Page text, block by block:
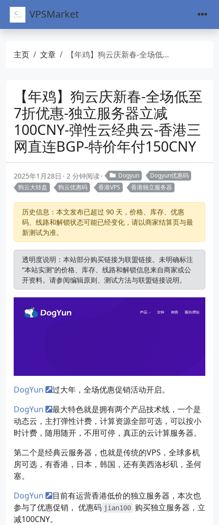
VPSMarket
主页 文章 【年鸡】狗云庆新春-全场低至7折优惠-独立服务器立减100CNY-弹性云经典云-香港三网直连BGP-特价年付150CNY
【年鸡】狗云庆新春-全场低至
7折优惠-独立服务器立减
100CNY-弹性云经典云-香港三
网直连BGP-特价年付150CNY
2025年1月28日 2 分钟阅读 Dogyun
Dogyun优惠码
狗云大转盘
狗云优惠码 香港VPS 香港独立服务器
历史信息：本文发布已超过 90 天，价格、库存、优惠
码、线路和解锁状态可能已经变化，请以商家结算页与最
新测试为准。
透明度说明：本站部分购买链接为联盟链接。未明确标注
“本站实测”的价格、库存、线路和解锁信息来自商家或公
开资料。请参阅编辑原则、 测试方法与联盟链接说明。
DogYun
过大年，全场优惠促销活动开启。
DogYun
最大特色就是拥有两个产品技术线，一个是
动态云，主打弹性计费，计算资源全部可选，可以按小
时计费，随用随开，不用可停，真正的云计算服务器。
第二个是经典云服务器，也就是传统的VPS，全球多机
房可选，有香港，日本，韩国，还有美西洛杉矶，圣何
塞。
DogYun
目前有运营香港低价的独立服务器，本次也
参与了优惠促销， 优惠码 jian100 购买独立服务器，立
减100CNY。